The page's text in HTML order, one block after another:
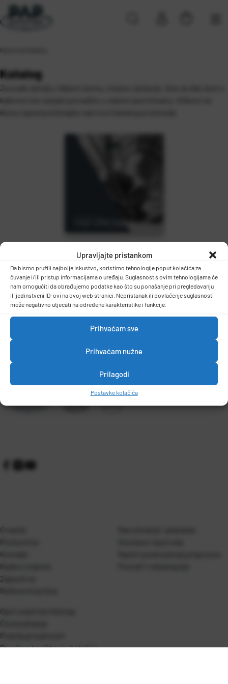
Upravljajte pristankom
Da bismo pružili najbolje iskustvo, koristimo tehnologije poput kolačića za
čuvanje i/ili pristup informacijama o uređaju. Suglasnost s ovim tehnologijama će
nam omogućiti da obrađujemo podatke kao što su ponašanje pri pregledavanju
ili jedinstveni ID-ovi na ovoj web stranici. Nepristanak ili povlačenje suglasnosti
može negativno utjecati na određene karakteristike i funkcije.
Prihvaćam sve
Prihvaćam nužne
Prilagodi
Postavke kolačića
Naslovna
Katalog
Za svaki detalj u Vašem domu, imamo rješenje. Sve za Vaš dom o
kakvom ste sanjali potražite u našem asortimanu.
O nama
Poslovnice
Kontakt
Radno vrijeme
Zaposli se
Referentna lista
Opći uvjeti korištenja
Česta pitanja
Pravila privatnosti
Pravila o korištenju kolačića